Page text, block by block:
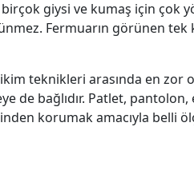
giysi ve kumaş için çok
Fermuarın görünen tek
teknikleri arasında en
de bağlıdır. Patlet,
korumak amacıyla belli